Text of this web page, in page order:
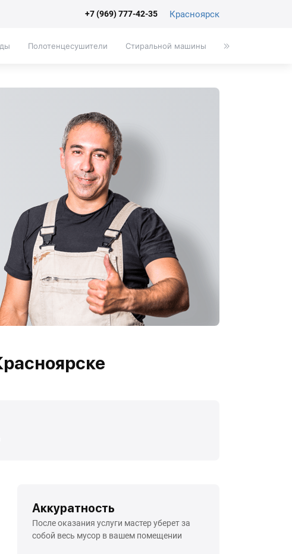
+7 (969) 777-42-35 Красноярск
Полотенцесушители Стиральной машины Писсуары
Аккуратность
После оказания услуги мастер уберет за
собой весь мусор в вашем помещении